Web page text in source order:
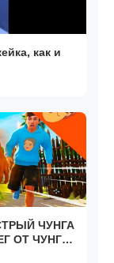
как и
ЧУНГА
ОТ ЧУНГА